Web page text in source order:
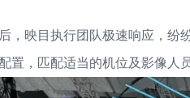
，映目执行团队极速响应，纷
置，匹配适当的机位及影像人